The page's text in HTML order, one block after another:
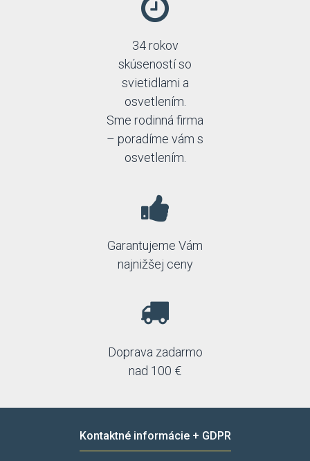
34 rokov
skúseností so
svietidlami a
osvetlením.
Sme rodinná firma
– poradíme vám s
osvetlením.
Garantujeme Vám
najnižšej ceny
Doprava zadarmo
nad 100 €
Kontaktné informácie + GDPR